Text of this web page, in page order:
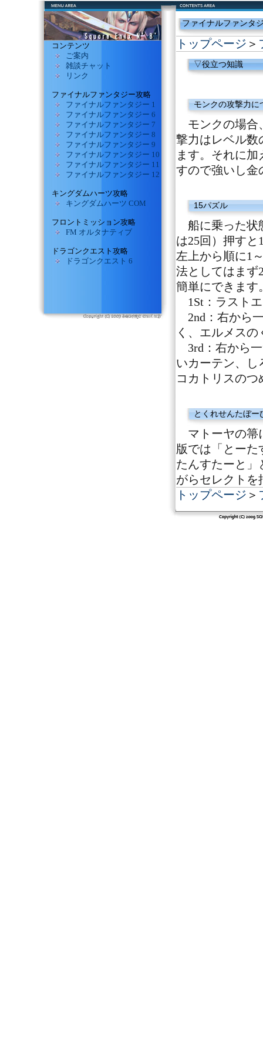
コンテンツ
ご案内
雑談チャット
リンク
ファイナルファンタジー攻略
ファイナルファンタジー 1
ファイナルファンタジー 6
ファイナルファンタジー 7
ファイナルファンタジー 8
ファイナルファンタジー 9
ファイナルファンタジー 10
ファイナルファンタジー 11
ファイナルファンタジー 12
キングダムハーツ攻略
キングダムハーツ COM
フロントミッション攻略
FM オルタナティブ
ドラゴンクエスト攻略
ドラゴンクエスト 6
ファイナルファンタ
トップページ ＞
▽役立つ知識
モンクの攻撃力に
モンクの場合
撃力はレベル数
ます。それに
すので強いし金
15パズル
船に乗った状
は25回）押す
左上から順に1
法としてはまず
簡単にできます
1St：ラスト
2nd：右から
く、エルメス
3rd：右から
いカーテン、し
コカトリスのつ
とくれせんたぼ
マトーヤの箒
版では「とーた
たんすたーと」
がらセレクトを
トップページ ＞